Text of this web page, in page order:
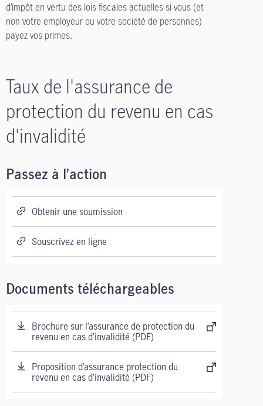
d’impôt en vertu des lois fiscales actuelles si vous (et
non votre employeur ou votre société de personnes)
payez vos primes.
Taux de l'assurance de
protection du revenu en cas
d'invalidité
Passez à l’action
Obtenir une soumission
Souscrivez en ligne
Documents téléchargeables
Brochure sur l’assurance de protection du
revenu en cas d’invalidité (PDF)
Proposition d’assurance protection du
revenu en cas d’invalidité (PDF)